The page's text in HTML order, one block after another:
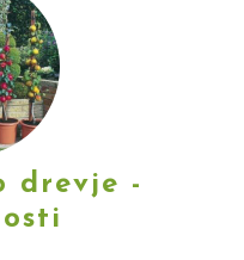
drevje -